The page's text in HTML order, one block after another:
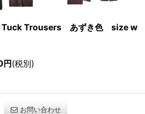
Tuck Trousers あずき色 size w
円(税別)
お問い合わせ